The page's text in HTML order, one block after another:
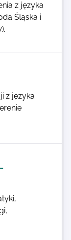
z języka
Śląska i
z języka